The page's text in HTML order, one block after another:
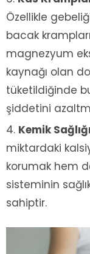
Özellikle
bacak
magnezyum
kaynağı olan
tüketildiğinde bu
şiddetini
Kemik
miktardaki
korumak hem
sisteminin
sahiptir.